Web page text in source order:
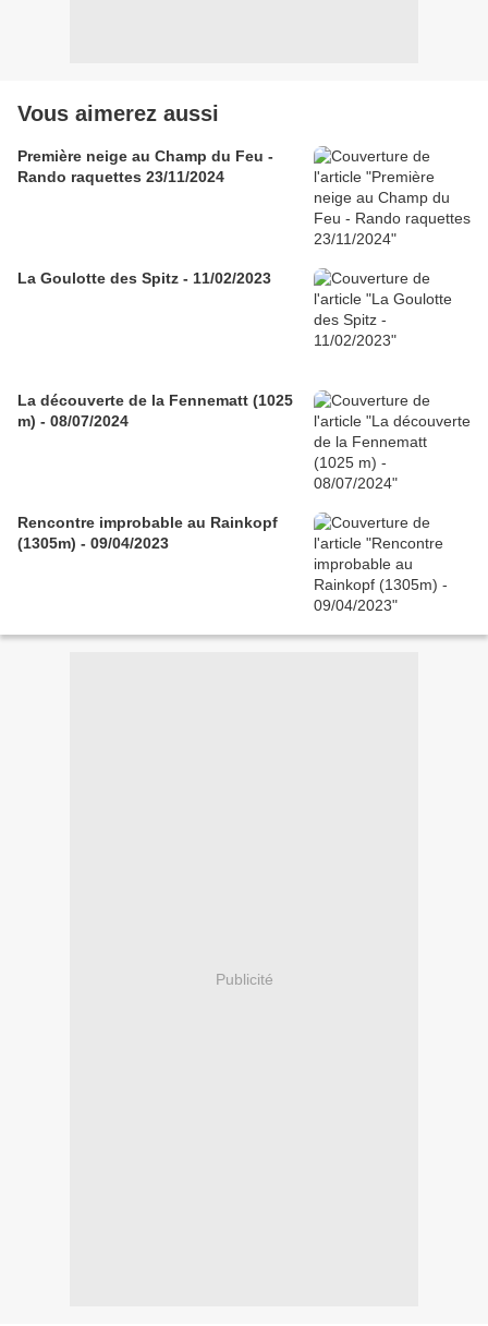
Vous aimerez aussi
Première neige au Champ du Feu -
Rando raquettes 23/11/2024
La Goulotte des Spitz - 11/02/2023
La découverte de la Fennematt (1025
m) - 08/07/2024
Rencontre improbable au Rainkopf
(1305m) - 09/04/2023
Publicité